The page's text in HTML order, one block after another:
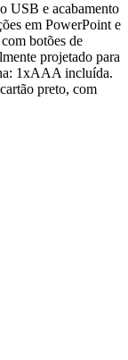
USB e acabamento
em PowerPoint e
botões de
projetado para
1xAAA incluída.
preto, com